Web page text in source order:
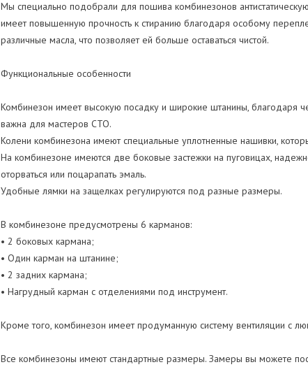
Мы специально подобрали для пошива комбинезонов
имеет повышенную прочность к стиранию благодаря особому
различные масла, что позволяет ей больше оставаться чистой.
Функциональные особенности
Комбинезон имеет высокую посадку и широкие штанины, благодаря
важна для мастеров СТО.
Колени комбинезона имеют специальные уплотненные нашивки,
На комбинезоне имеются две боковые застежки на пуговицах,
оторваться или поцарапать эмаль.
Удобные лямки на защелках регулируются под разные размеры.
В комбинезоне предусмотрены 6 карманов:
• 2 боковых кармана;
• Один карман на штанине;
• 2 задних кармана;
• Нагрудный карман с отделениями под инструмент.
Кроме того, комбинезон имеет продуманную систему вентиляции с
Все комбинезоны имеют стандартные размеры. Замеры вы можете